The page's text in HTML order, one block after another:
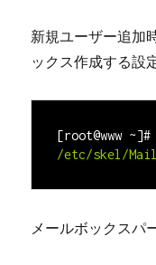
新規ユーザー追
ックス作成する設
[root@www ~]#
/etc/skel/
メールボックスパ